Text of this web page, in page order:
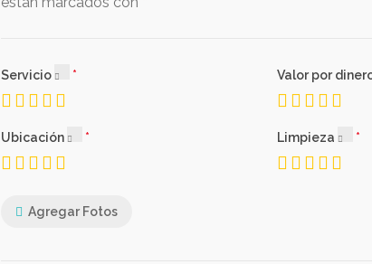
Servicio Valor por
Ubicación Limpieza
Agregar Fotos